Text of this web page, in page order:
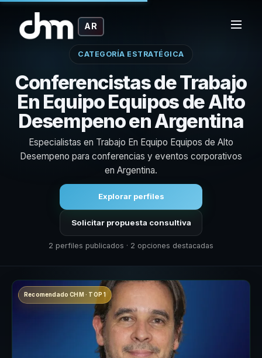
AR
CATEGORÍA ESTRATÉGICA
Conferencistas de Trabajo
En Equipo Equipos de Alto
Desempeno en Argentina
Especialistas en Trabajo En Equipo Equipos de Alto
Desempeno para conferencias y eventos corporativos
en Argentina.
Explorar perfiles
Solicitar propuesta consultiva
2 perfiles publicados · 2 opciones destacadas
Recomendado CHM · TOP 1